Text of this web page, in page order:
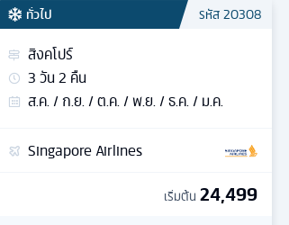
ทั่วไป รหัส20308
สิงคโปร์
3วัน2 คืน
ส.ค. / ก.ย. / ต.ค. / พ.ย. / ธ.ค. / ม.ค.
Singapore Airlines
เริ่มต้น 24,499